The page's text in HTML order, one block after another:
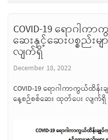
COVID-19 ရောဂါ
ဆေးနှင့်ဆေးပစ္စည်းမ
လျက်ရှိ
December 18, 2022
COVID-19 ရောဂါကာကွယ်ထိန်း
နေ့စဉ်စစ်ဆေး ထုတ်ပေး လျက်ရှိ